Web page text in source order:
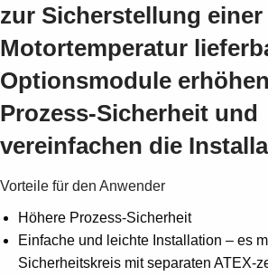
zur Sicherstellung
Motortemperatur
Optionsmodule
Prozess-Sicherheit und
vereinfachen die
Vorteile für den Anwender
Höhere Prozess-Sicherheit
Einfache und leichte Installation – es
Sicherheitskreis mit separaten ATEX-
VTT
services
Ltd
FPTC-
02)
VTT
services
Ltd
FPTC-
02)